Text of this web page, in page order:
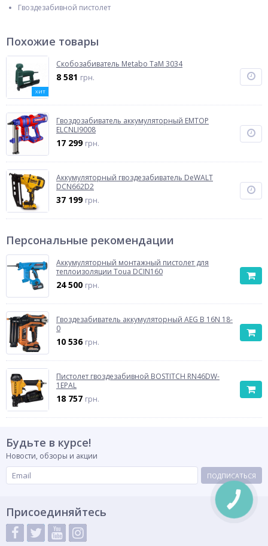
Гвоздезабивной пистолет
Похожие товары
ХИТ
Cкобозабиватель Metabo TaM 3034
8 581 грн.
Гвоздозабиватель аккумуляторный EMTOP
ELCNLI9008
17 299 грн.
Аккумуляторный гвоздезабиватель DeWALT
DCN662D2
37 199 грн.
Персональные рекомендации
Аккумуляторный монтажный пистолет для
теплоизоляции Toua DCIN160
24 500 грн.
Гвоздезабиватель аккумуляторный AEG B 16N 18-
0
10 536 грн.
Пистолет гвоздезабивной BOSTITCH RN46DW-
1EPAL
18 757 грн.
Будьте в курсе!
Новости, обзоры и акции
ПОДПИСАТЬСЯ
Присоединяйтесь
КНОПКА
СВЯЗИ